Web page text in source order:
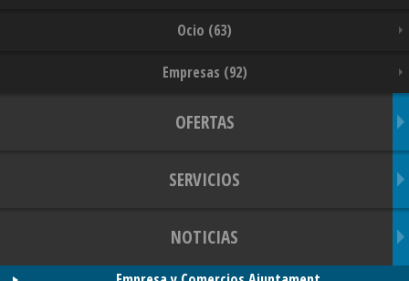
Ocio (63)
Empresas (92)
OFERTAS
SERVICIOS
NOTICIAS